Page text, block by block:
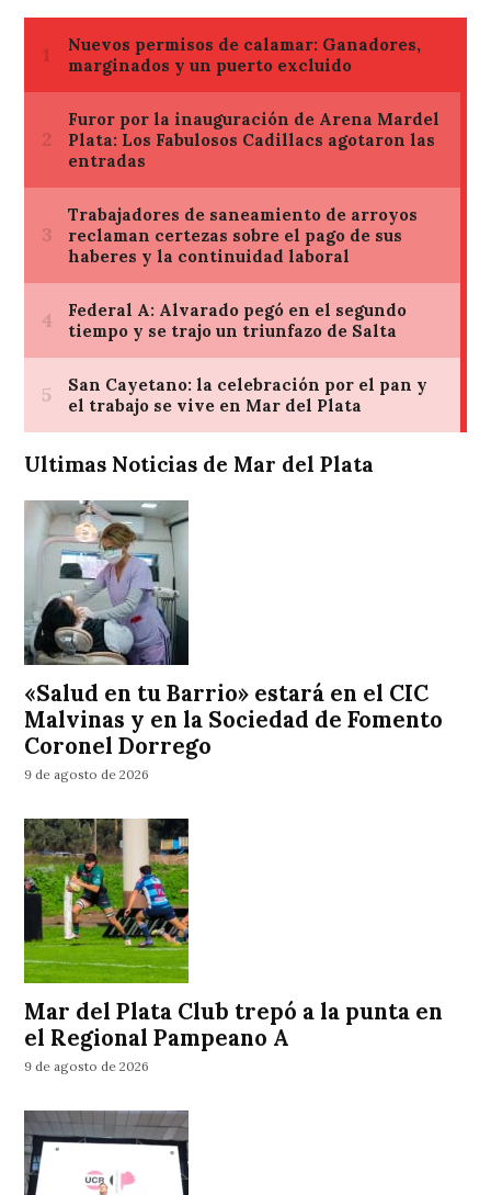
Ultimas Noticias de Mar del Plata
«Salud en tu Barrio» estará en el CIC
Malvinas y en la Sociedad de Fomento
Coronel Dorrego
9 de agosto de 2026
Mar del Plata Club trepó a la punta en
el Regional Pampeano A
9 de agosto de 2026